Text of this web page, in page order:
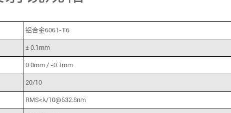
铝合金6061-T6
± 0.1mm
0.0mm / -0.1mm
20/10
RMS<λ/10@632.8nm